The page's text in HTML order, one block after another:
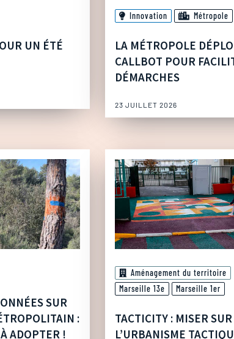
UN ÉTÉ
Innovation Métropole
LA MÉTROPOLE
CALLBOT POUR
DÉMARCHES
23 JUILLET 2026
SUR
:
ADOPTER !
Aménagement du territoire
Marseille 13e
Marseille 1er
TACTICITY : MISER SUR
L’URBANISME